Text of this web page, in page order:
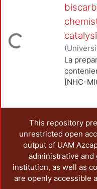
Loading... (
de
La
[NHC-
del 1,2,-
de la sal
un
la
This repository
unrestricted open
output of UAM
administrative
institution, as well as
are openly accessible